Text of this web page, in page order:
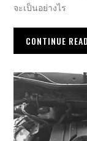
จะเป็นอย่างไร
CONTINUE